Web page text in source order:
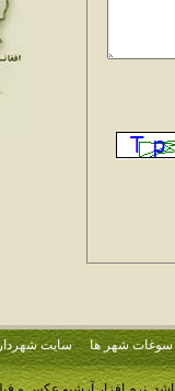
سوغات شهر ها سایت